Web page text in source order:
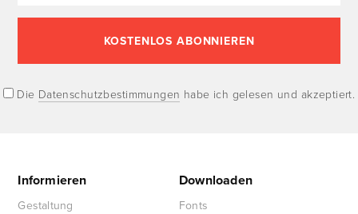
Die Datenschutzbestimmungen habe ich gelesen und akzeptiert.
Informieren
Gestaltung
Downloaden
Fonts